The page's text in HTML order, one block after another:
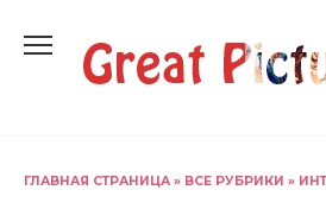
содержанию
ГЛАВНАЯ СТРАНИЦА » ВСЕ РУБРИКИ »